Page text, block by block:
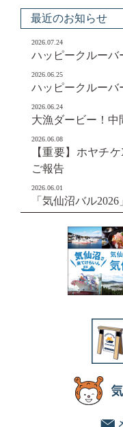
最近のお知らせ
2026.07.24
ハッピークルーバ
2026.06.25
ハッピークルーバ
2026.06.24
大漁ダービー！中
2026.06.08
【重要】ホヤチ
ご報告
2026.06.01
「気仙沼バル